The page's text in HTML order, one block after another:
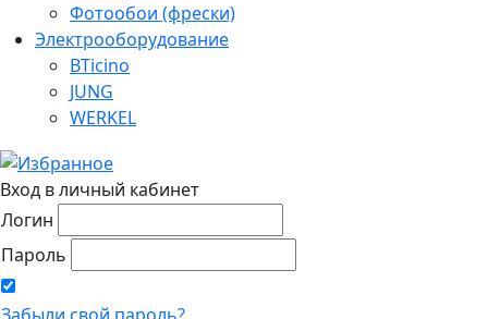
Фотообои (фрески)
Электрооборудование
BTicino
JUNG
WERKEL
Вход в личный кабинет
Логин
Пароль